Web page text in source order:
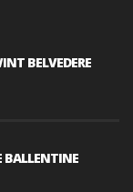
BELVEDERE
BALLENTINE